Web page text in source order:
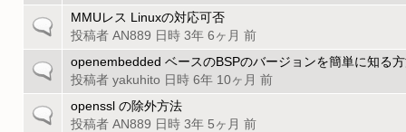
ピ
ッ
の
ト
ピ
ッ
一
の
ト
ピ
ッ
MMUレス Linuxの対応可否
投稿者 AN889 日時 3年 6ヶ月 前
一
の
ト
openembedded ベースのBSPのバージョンを簡単に知る
投稿者 yakuhito 日時 6年 10ヶ月 前
一
openssl の除外方法
投稿者 AN889 日時 3年 5ヶ月 前